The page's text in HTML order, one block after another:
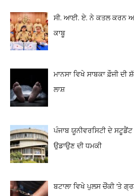
ਸੀ. ਆਈ. ਏ. ਨੇ ਕਤਲ ਕਰਨ
ਕਾਬੂ
ਮਾਨਸਾ ਵਿਖੇ ਸਾਬਕਾ ਫ਼ੌਜੀ ਦੀ
ਲਾਸ਼
ਪੰਜਾਬ ਯੂਨੀਵਰਸਿਟੀ ਦੇ
ਉਡਾਉਣ ਦੀ ਧਮਕੀ
ਬਟਾਲਾ ਵਿਖੇ ਪੁਲਸ ਚੌਂਕੀ ‘ਤੇ